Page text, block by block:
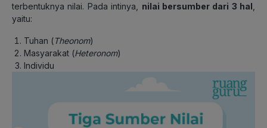
terbentuknya nilai. Pada intinya, nilai bersumber dari 3 hal
yaitu:
Tuhan (Theonom)
Masyarakat (Heteronom)
Individu